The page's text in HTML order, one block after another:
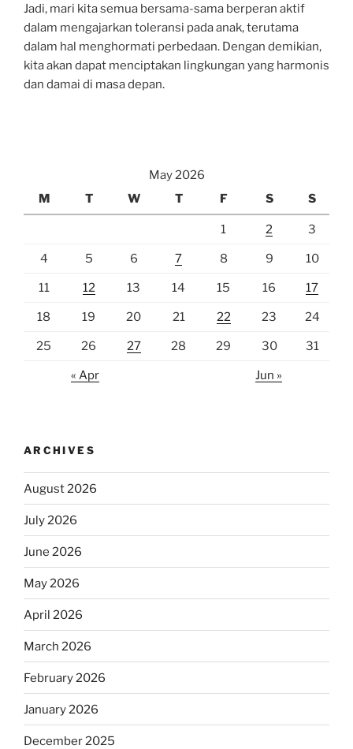
Jadi, mari kita semua bersama-sama berperan aktif
dalam mengajarkan toleransi pada anak, terutama
dalam hal menghormati perbedaan. Dengan demikian,
kita akan dapat menciptakan lingkungan yang harmonis
dan damai di masa depan.
May 2026
M
T W T F S S
1 2 3
4 5 6 7 8 9 10
11 12 13 14 15 16 17
18 19 20 21 22 23 24
25 26 27 28 29 30 31
« Apr Jun »
ARCHIVES
August 2026
July 2026
June 2026
May 2026
April 2026
March 2026
February 2026
January 2026
December 2025